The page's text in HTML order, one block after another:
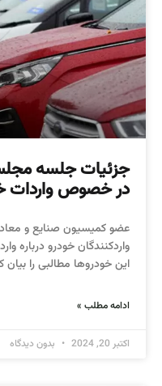
جزئیات جلسه
در خصوص واردات
عضو کمیسیون صنایع و
واردکنندگان خودرو
این خودروها مطالبی را بیان
ادامه مطلب »
اکتبر 20, 2024 بدون دیدگاه